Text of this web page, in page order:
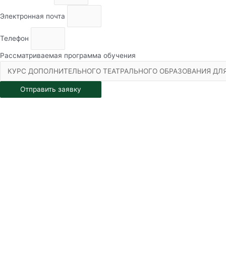
Электронная почта
Телефон
Рассматриваемая программа обучения
Отправить заявку